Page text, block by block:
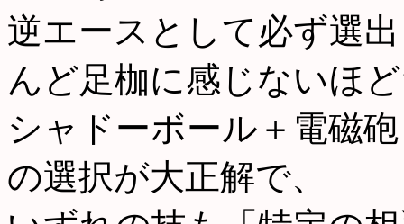
逆エースとして必ず選
んど足枷に感じないほ
シャドーボール＋電磁
の選択が大正解で、